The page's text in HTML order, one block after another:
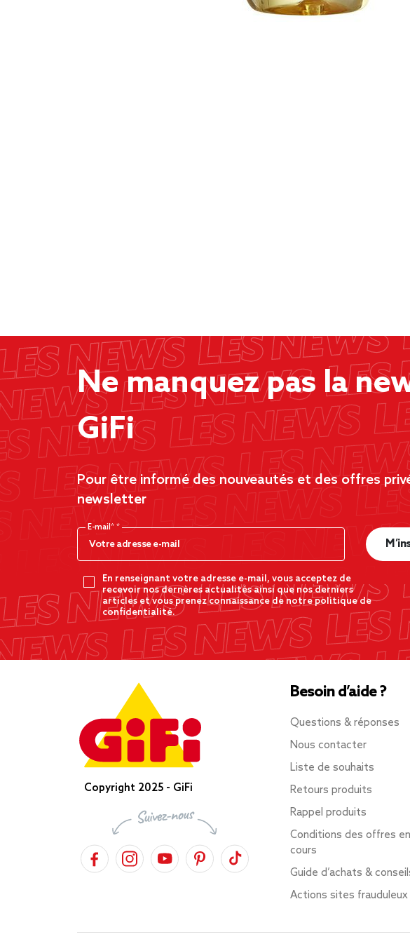
Ne manquez pas la
GiFi
Pour être informé des nouveautés et des offres
newsletter
E-mail*
En renseignant votre adresse e-mail, vous acceptez de
recevoir nos dernères actualités ainsi que nos derniers
articles et vous prenez connaissance de notre politique de
confidentialité.
Copyright 2025 - GiFi
Besoin d’aide ?
Questions & réponses
Nous contacter
Liste de souhaits
Retours produits
Rappel produits
Conditions des offres en
cours
Guide d’achats &
Actions sites frauduleux